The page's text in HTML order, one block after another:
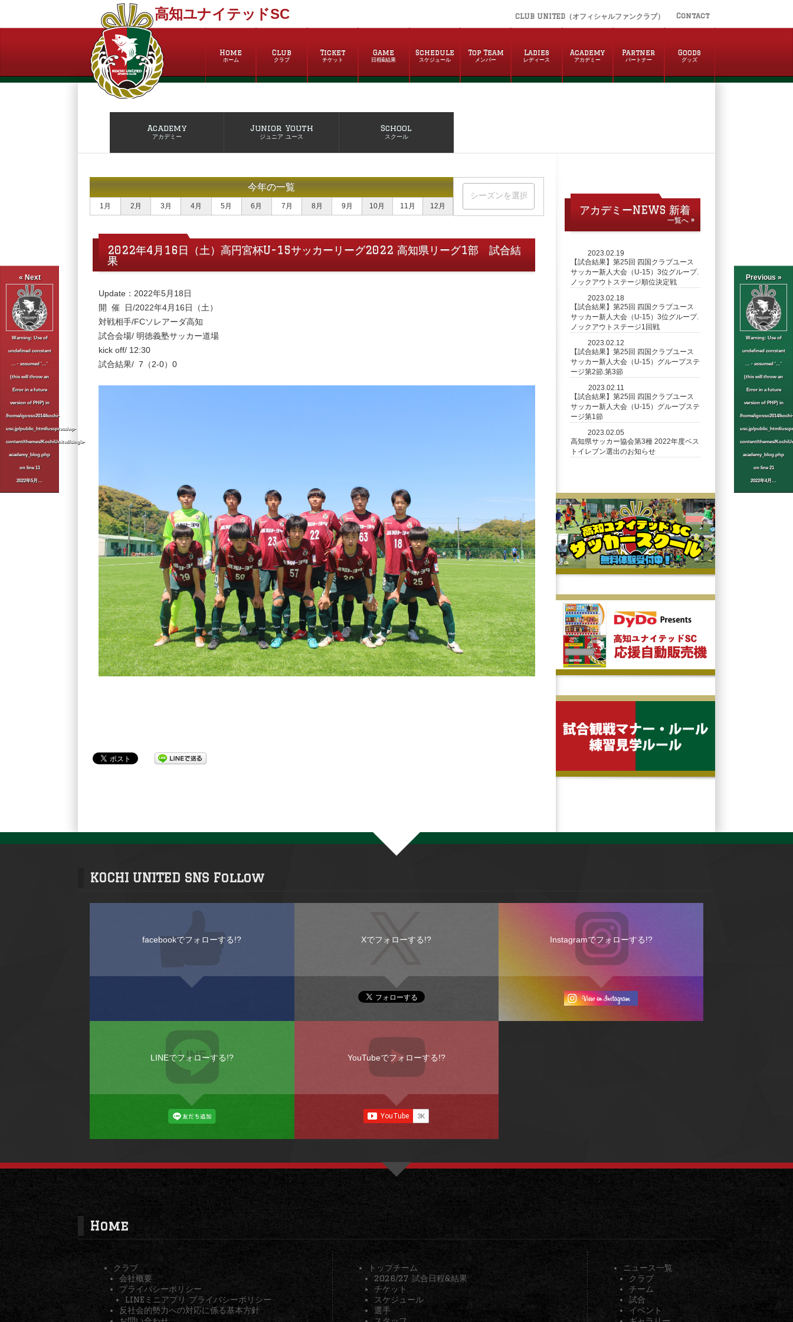
高知ユナイテッドSC CLUB UNITED（オフィシャルファンクラブ） Contact
Home
ホーム
Club
クラブ
Ticket
チケット
Game
日程&結果
Schedule
スケジュール
Top Team
メンバー
Ladies
レディース
Academy
アカデミー
Partner
パートナー
Goods
グッズ
« Next
Warning: Use of
undefined constant
… - assumed '…'
(this will throw an
Error in a future
version of PHP) in
/home/igosso2014/kochi-
usc.jp/public_html/uscpress/wp-
content/themes/KochiUnited/single-
academy_blog.php
on line11
2022年5月…
Previous »
Warning: Use of
undefined constant
… - assumed '…'
(this will throw an
Error in a future
version of PHP) in
/home/igosso2014/kochi-
usc.jp/public_html/
content/themes/
academy_blog.php
on line21
2022年4月…
Academy
アカデミー
Junior Youth
ジュニア ユース
School
スクール
今年の一覧
1月 2月 3月 4月 5月 6月 7月 8月 9月 10月 11月 12月
2022年4月16日（土）高円宮杯U-15サッカーリーグ2022 高知県リーグ1部 試合結
果
Update：2022年5月18日
開 催 日/2022年4月16日（土）
対戦相手/FCソレアーダ高知
試合会場/ 明徳義塾サッカー道場
kick off/ 12:30
試合結果/ 7（2-0）0
アカデミーNEWS 新着
一覧へ »
2023.02.19
【試合結果】第25回 四国クラブユース
サッカー新人大会（U-15）3位グループ.
ノックアウトステージ順位決定戦
2023.02.18
【試合結果】第25回 四国クラブユース
サッカー新人大会（U-15）3位グループ.
ノックアウトステージ1回戦
2023.02.12
【試合結果】第25回 四国クラブユース
サッカー新人大会（U-15）グループステ
ージ第2節.第3節
2023.02.11
【試合結果】第25回 四国クラブユース
サッカー新人大会（U-15）グループステ
ージ第1節
2023.02.05
高知県サッカー協会第3種 2022年度ベス
トイレブン選出のお知らせ
KOCHI UNITED SNS Follow
facebookでフォローする!? Xでフォローする!? Instagramでフォローする!?
LINEでフォローする!? YouTubeでフォローする!?
Home
クラブ
会社概要
プライバシーポリシー
LINEミニアプリ プライバシーポリシー
反社会的勢力への対応に係る基本方針
トップチーム
2026/27 試合日程&結果
チケット
スケジュール
選手
ニュース一覧
クラブ
チーム
試合
イベント